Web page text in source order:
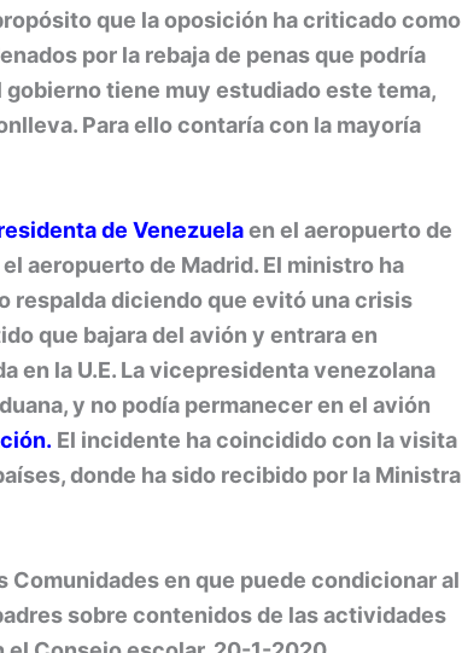
que la oposición ha criticado como
por la rebaja de penas que podría
gobierno tiene muy estudiado este tema,
Para ello contaría con la mayoría
de Venezuelaen el aeropuerto de
aeropuerto de Madrid. El ministro ha
respalda diciendo que evitó una crisis
que bajara del avión y entrara en
en la U.E. La vicepresidenta venezolana
y no podía permanecer en el avión
El incidente ha coincidido con la visita
donde ha sido recibido por la Ministra
Comunidades en que puede condicionar al
sobre contenidos de las actividades